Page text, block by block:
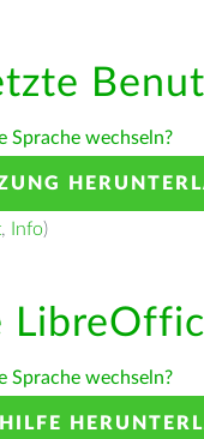
Sprache wechseln?
, Info)
Sprache wechseln?